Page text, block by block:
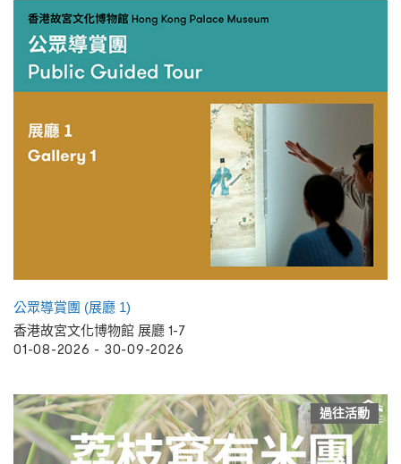
公眾導賞團 (展廳 1)
香港故宮文化博物館 展廳 1-7
01-08-2026 - 30-09-2026
過往活動